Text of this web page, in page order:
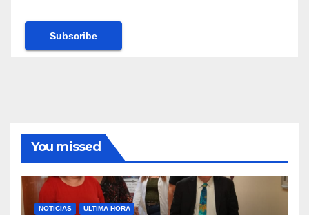
You missed
NOTICIAS ULTIMA HORA